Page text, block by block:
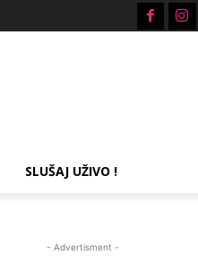
SLUŠAJ UŽIVO !
- Advertisment -